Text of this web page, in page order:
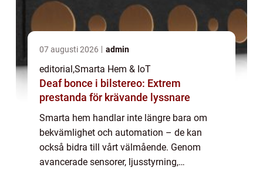
07 augusti 2026 admin
editorial ,Smarta Hem & IoT
Deaf bonce i bilstereo: Extrem
prestanda för krävande lyssnare
Smarta hem handlar inte längre bara om
bekvämlighet och automation – de kan
också bidra till vårt välmående. Genom
avancerade sensorer, ljusstyrning,